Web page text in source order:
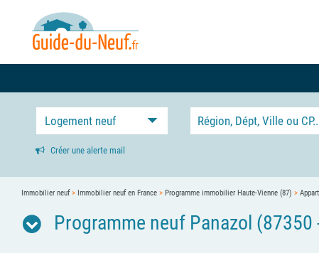
Logement neuf
Créer une alerte mail
Immobilier neuf> Immobilier neuf en France > Programme immobilier Haute-Vienne (87) >
Programme neuf Panazol (87350